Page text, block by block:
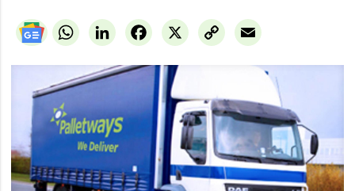
WhatsAppLinkedIn X
Facebook
Copy
Link
Email